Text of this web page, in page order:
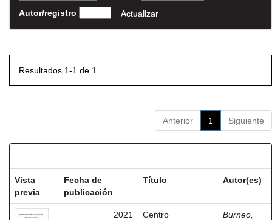
Autor/registro
Resultados 1-1 de 1.
Anterior 1 Siguiente
Vista
previa
Fecha de
publicación
Título Autor(es)
2021
Centro
Burneo,